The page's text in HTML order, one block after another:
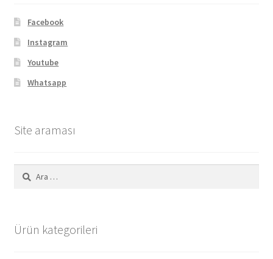
Facebook
Instagram
Youtube
Whatsapp
Site araması
Arama:
Ürün kategorileri